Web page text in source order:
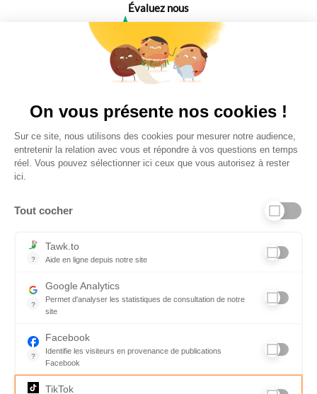
Évaluez nous
Plus de 650 Avis
FAQ - réponses à vos questions
Conditions Générales de Service
Charte qualité
On vous présente nos cookies !
Sur ce site, nous utilisons des cookies pour mesurer notre audience,
entretenir la relation avec vous et répondre à vos questions en temps
réel. Vous pouvez sélectionner ici ceux que vous autorisez à rester
ici.
Tout cocher
?
Tawk.to
Aide en ligne depuis notre site
?
Google Analytics
Permet d'analyser les statistiques de consultation de notre
site
?
Facebook
Identifie les visiteurs en provenance de publications
Facebook
Parce que vous ne venez pas tous les jours sur notre site, ce
TikTok